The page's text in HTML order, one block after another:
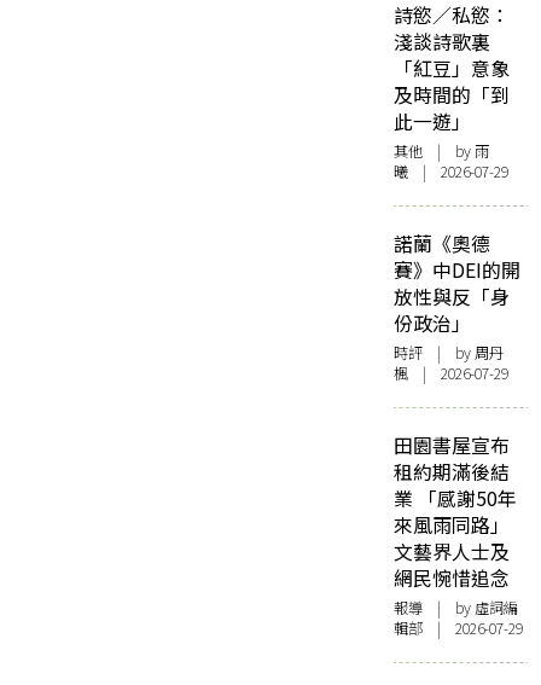
詩慾／私慾：
淺談詩歌裏
「紅豆」意象
及時間的「到
此一遊」
其他 | by 雨
曦 | 2026-07-29
諾蘭《奧德
賽》中DEI的開
放性與反「身
份政治」
時評 | by周丹
楓 | 2026-07-29
田園書屋宣布
租約期滿後結
業 「感謝50年
來風雨同路」
文藝界人士及
網民惋惜追念
報導 | by 虛詞編
輯部 | 2026-07-29